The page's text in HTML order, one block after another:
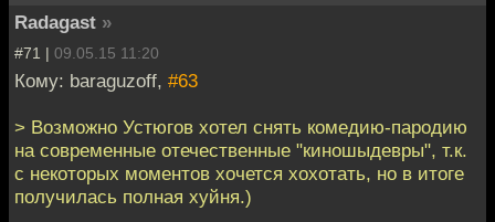
Radagast »
#71 | 09.05.15 11:20
Кому: baraguzoff, #63
> Возможно Устюгов хотел снять комедию-пародию
на современные отечественные "киношыдевры", т.к.
с некоторых моментов хочется хохотать, но в итоге
получилась полная хуйня.)